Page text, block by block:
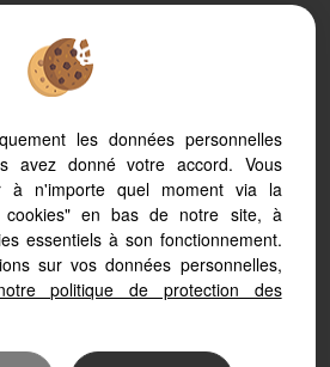
confort de lecture permanent, depuis votre PC, votre
notre site s’adapte automatiquement aux
différents types d'écrans
Logiciel transaction
les données personnelles
avez donné votre accord. Vous
à n'importe quel moment via la
cookies" en bas de notre site, à
essentiels à son fonctionnement.
sur vos données personnelles,
politique de protection des